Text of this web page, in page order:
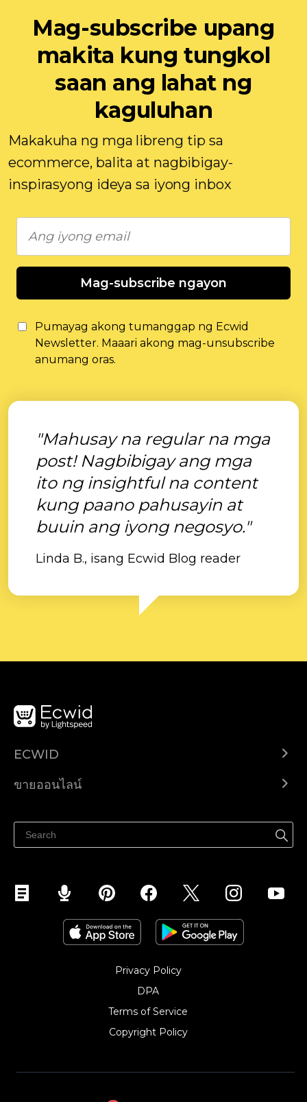
Mag-subscribe upang
makita kung tungkol
saan ang lahat ng
kaguluhan
Makakuha ng mga libreng tip sa
ecommerce, balita at nagbibigay-
inspirasyong ideya sa iyong inbox
Mag-subscribe ngayon
Pumayag akong tumanggap ng Ecwid
Newsletter. Maaari akong mag-unsubscribe
anumang oras.
"Mahusay na regular na mga
post! Nagbibigay ang mga
ito ng insightful na content
kung paano pahusayin at
buuin ang iyong negosyo."
Linda B., isang Ecwid Blog reader
ECWID
ราคา
ขายออนไลน์
ขายบนเฟสบุ๊ค
Privacy Policy
DPA
Terms of Service
Copyright Policy‎